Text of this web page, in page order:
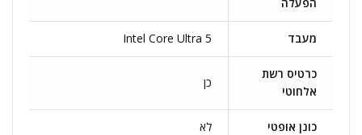
מעבד Intel Core Ultra 5
כרטיס רשת
אלחוטי
כן
כונן אופטי לא